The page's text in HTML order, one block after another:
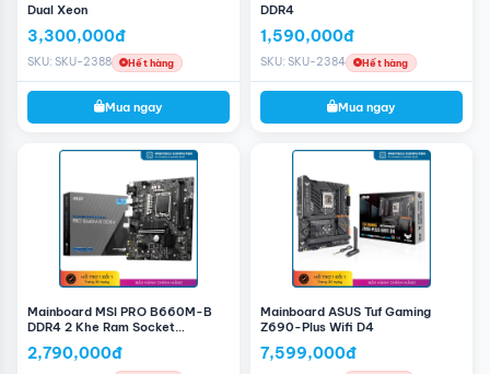
4 x USB 3.2 Gen1 Ports
1 x RJ-45 LAN Port
HD Audio Jacks: Line in / Front Speaker
/ Microphone
LAN /
Gigabit LAN 10/100/1000 Mb/s
23.1 cm x 19.8 cm
Dual Xeon
3,300,000đ
SKU: SKU-2388 Hết hàng
Mua ngay
DDR4
1,590,000đ
SKU: SKU-2384 Hết hàng
Mua ngay
Mainboard MSI PRO B660M-B
DDR4 2 Khe Ram Socket
2,790,000đ
Mainboard ASUS Tuf Gaming
Z690-Plus Wifi D4
7,599,000đ